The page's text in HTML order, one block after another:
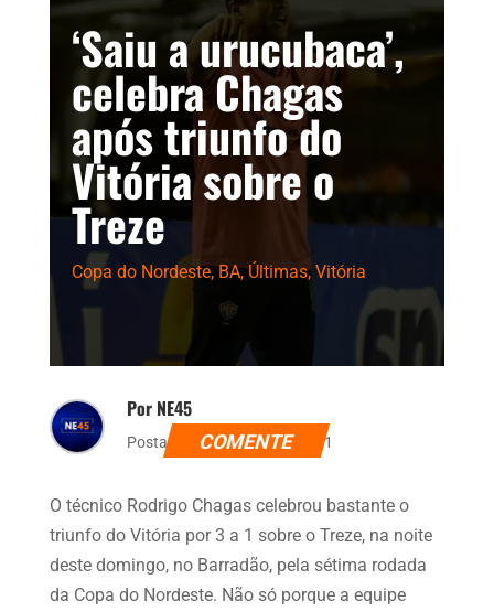
‘Saiu a urucubaca’,
celebra Chagas
após triunfo do
Vitória sobre o
Treze
Copa do Nordeste,BA,Últimas,Vitória
Por NE45
Postado dia 4 de abril de 2021
COMENTE
O técnico Rodrigo Chagas celebrou bastante o
triunfo do Vitória por 3 a 1 sobre o Treze, na noite
deste domingo, no Barradão, pela sétima rodada
da Copa do Nordeste. Não só porque a equipe